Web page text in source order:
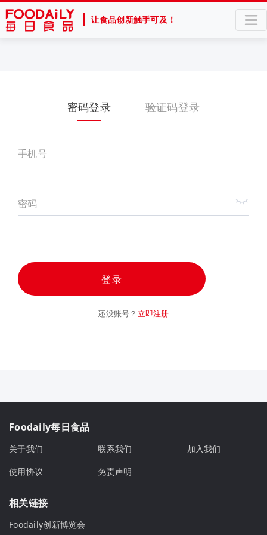
让食品创新触手可及！
密码登录 验证码登录
手机号
密码
登录
还没账号？ 立即注册
Foodaily每日食品
关于我们 联系我们
加入我们
使用协议
免责声明
相关链接
Foodaily创新博览会